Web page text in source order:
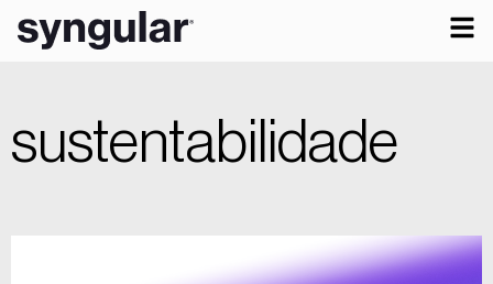
sustentabilidade